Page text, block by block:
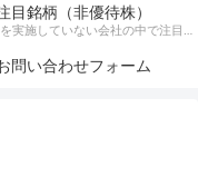
目銘柄（非優待株）
実施していない会社の中で注目銘
問い合わせフォーム